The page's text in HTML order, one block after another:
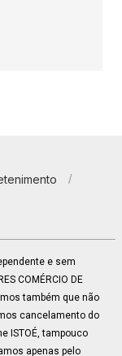
e sem
COMÉRCIO DE
também que não
cancelamento do
ISTOÉ, tampouco
apenas pelo